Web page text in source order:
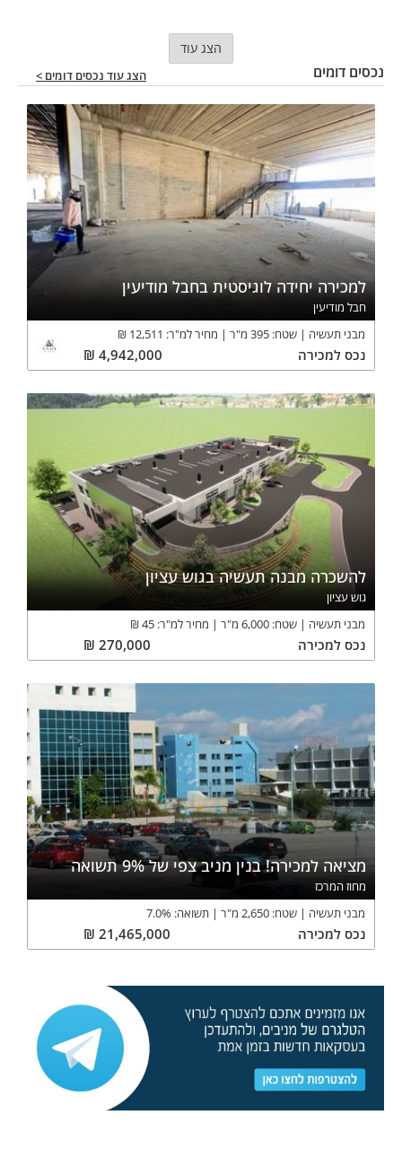
הצג עוד
נכסים דומים הצג עוד נכסים דומים >
למכירה יחידה לוגיסטית בחבל מודיעין
חבל מודיעין
מבני תעשיה
שטח: 395 מ"ר מחיר למ"ר: 12,511
₪
נכס למכירה 4,942,000
₪
להשכרה מבנה תעשיה בגוש עציון
גוש עציון
מבני תעשיה
שטח: 6,000 מ"ר מחיר למ"ר: 45
₪
נכס למכירה 270,000
₪
מציאה למכירה! בנין מניב צפי של 9% תשואה
מחוז המרכז
מבני תעשיה
שטח: 2,650 מ"ר תשואה: 7.0%
נכס למכירה 21,465,000
₪